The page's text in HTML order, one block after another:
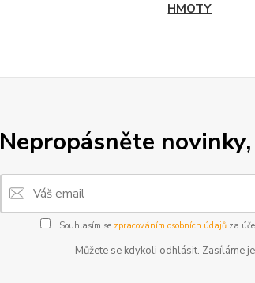
HMOTY
Nepropásněte
Souhlasím se zpracováním osobních údajůza
Můžete se kdykoli odhlásit. Zasíláme